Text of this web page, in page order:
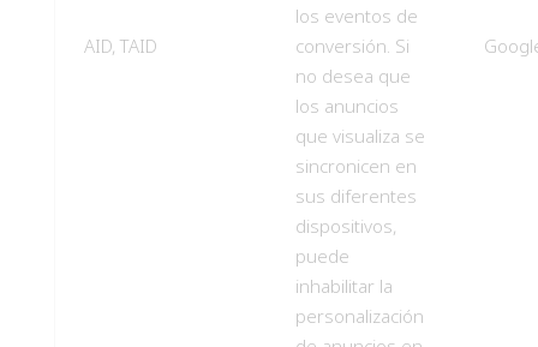
AID, TAID
los eventos de
conversión. Si
no desea que
los anuncios
que visualiza se
sincronicen en
sus diferentes
dispositivos,
puede
inhabilitar la
personalización